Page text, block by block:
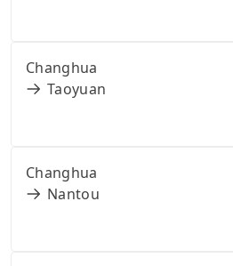
Changhua
Taoyuan
Changhua
Nantou